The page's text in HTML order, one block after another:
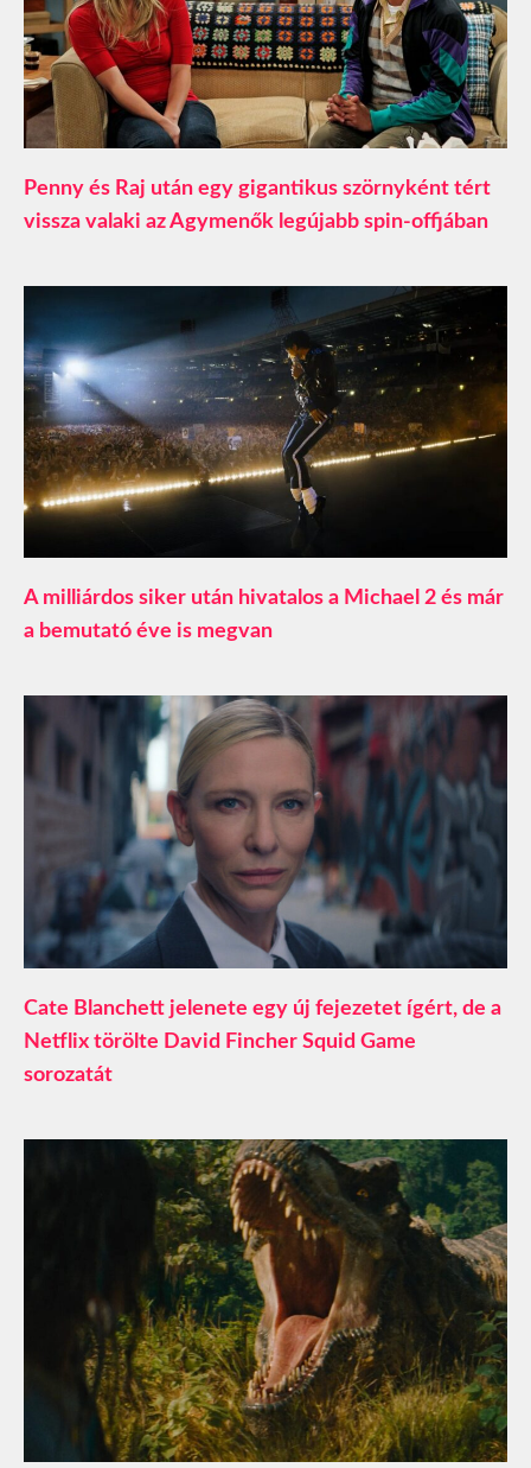
Penny és Raj után egy gigantikus szörnyként tért
vissza valaki az Agymenők legújabb spin-offjában
A milliárdos siker után hivatalos a Michael 2 és már
a bemutató éve is megvan
Cate Blanchett jelenete egy új fejezetet ígért, de a
Netflix törölte David Fincher Squid Game
sorozatát